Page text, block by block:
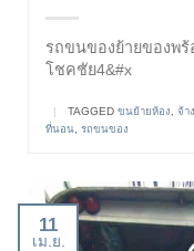
รถขนของย้ายของพร้
โชคชัย4&#x
| TAGGED ขนย้ายห้อง จ้า
ที่นอน รถขนของ
11
เม.ย.